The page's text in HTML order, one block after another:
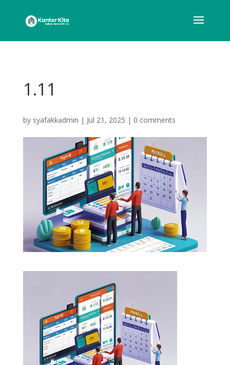
1.11
by syafakkadmin | Jul 21, 2025 | 0 comments